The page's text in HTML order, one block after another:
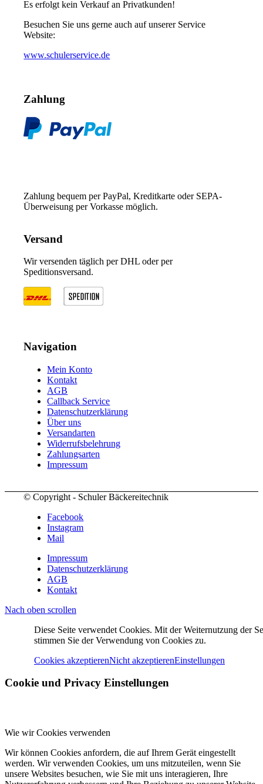
Es erfolgt kein Verkauf an Privatkunden!
Besuchen Sie uns gerne auch auf unserer Service
Website:
www.schulerservice.de
Zahlung
Zahlung bequem per PayPal, Kreditkarte oder SEPA-
Überweisung per Vorkasse möglich.
Versand
Wir versenden täglich per DHL oder per
Speditionsversand.
Navigation
Mein Konto
Kontakt
AGB
Callback Service
Datenschutzerklärung
Über uns
Versandarten
Widerrufsbelehrung
Zahlungsarten
Impressum
© Copyright - Schuler Bäckereitechnik
Facebook
Instagram
Mail
Impressum
Datenschutzerklärung
AGB
Kontakt
Nach oben scrollen
Diese Seite verwendet Cookies. Mit der Weiternutzung der
stimmen Sie der Verwendung von Cookies zu.
Cookies akzeptierenNicht akzeptierenEinstellungen
Cookie und Privacy Einstellungen
Wie wir Cookies verwenden
Wir können Cookies anfordern, die auf Ihrem Gerät eingestellt
werden. Wir verwenden Cookies, um uns mitzuteilen, wenn Sie
unsere Websites besuchen, wie Sie mit uns interagieren, Ihre